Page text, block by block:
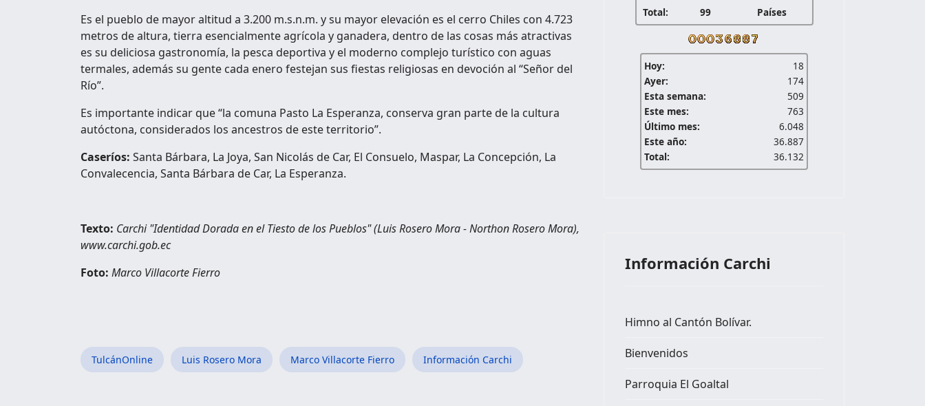
Es el pueblo de mayor altitud a 3.200 m.s.n.m. y su mayor elevación es el cerro Chiles con 4.723
metros de altura, tierra esencialmente agrícola y ganadera, dentro de las cosas más atractivas
es su deliciosa gastronomía, la pesca deportiva y el moderno complejo turístico con aguas
termales, además su gente cada enero festejan sus fiestas religiosas en devoción al “Señor del
Río”.
Es importante indicar que “la comuna Pasto La Esperanza, conserva gran parte de la cultura
autóctona, considerados los ancestros de este territorio”.
Caseríos: Santa Bárbara, La Joya, San Nicolás de Car, El Consuelo, Maspar, La Concepción, La
Convalecencia, Santa Bárbara de Car, La Esperanza.
Texto: Carchi "Identidad Dorada en el Tiesto de los Pueblos" (Luis Rosero Mora - Northon Rosero Mora),
www.carchi.gob.ec
Foto: Marco Villacorte Fierro
TulcánOnline Luis Rosero Mora Marco Villacorte Fierro Información Carchi
Total: 99 Países
Hoy:
18
Ayer:
174
Esta semana:
509
Este mes:
763
Último mes:
6.048
Este año:
36.887
Total:
36.132
Información Carchi
Himno al Cantón Bolívar.
Bienvenidos
Parroquia El Goaltal